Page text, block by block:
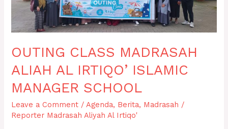
OUTING CLASS MADRASAH
ALIAH AL IRTIQO’ ISLAMIC
MANAGER SCHOOL
Leave a Comment /Agenda, Berita, Madrasah /
Reporter Madrasah Aliyah Al Irtiqo'
IRTIQO’
ISLAMIC
MANAGER